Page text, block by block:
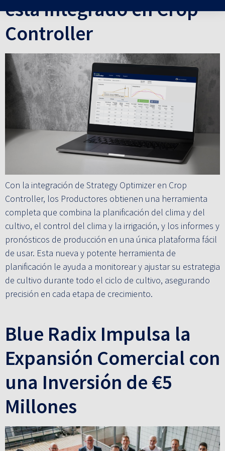
está integrado en Crop
Controller
Con la integración de Strategy Optimizer en Crop
Controller, los Productores obtienen una herramienta
completa que combina la planificación del clima y del
cultivo, el control del clima y la irrigación, y los informes y
pronósticos de producción en una única plataforma fácil
de usar. Esta nueva y potente herramienta de
planificación le ayuda a monitorear y ajustar su estrategia
de cultivo durante todo el ciclo de cultivo, asegurando
precisión en cada etapa de crecimiento.
Blue Radix Impulsa la
Expansión Comercial con
una Inversión de €5
Millones